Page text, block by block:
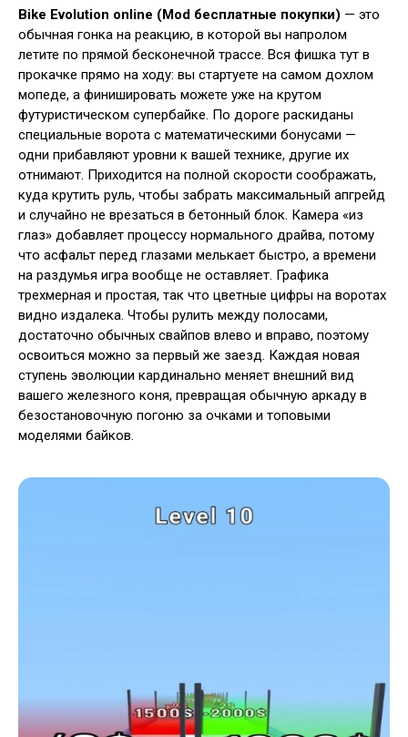
Bike Evolution online (Mod бесплатные покупки) — это
обычная гонка на реакцию, в которой вы напролом
летите по прямой бесконечной трассе. Вся фишка тут в
прокачке прямо на ходу: вы стартуете на самом дохлом
мопеде, а финишировать можете уже на крутом
футуристическом супербайке. По дороге раскиданы
специальные ворота с математическими бонусами —
одни прибавляют уровни к вашей технике, другие их
отнимают. Приходится на полной скорости соображать,
куда крутить руль, чтобы забрать максимальный апгрейд
и случайно не врезаться в бетонный блок. Камера «из
глаз» добавляет процессу нормального драйва, потому
что асфальт перед глазами мелькает быстро, а времени
на раздумья игра вообще не оставляет. Графика
трехмерная и простая, так что цветные цифры на воротах
видно издалека. Чтобы рулить между полосами,
достаточно обычных свайпов влево и вправо, поэтому
освоиться можно за первый же заезд. Каждая новая
ступень эволюции кардинально меняет внешний вид
вашего железного коня, превращая обычную аркаду в
безостановочную погоню за очками и топовыми
моделями байков.